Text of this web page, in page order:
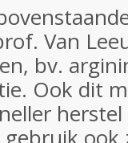
Van
bv.
Ook dit